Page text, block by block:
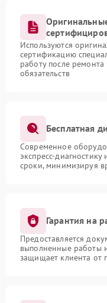
Используются
сертификацию
работу после
обязательств
Бесплатная
Современное
экспресс-
сроки, минимизируя
Гарантия на
Предоставляется
выполненные работы
защищает клиента от